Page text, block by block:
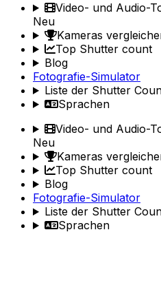
Video- und Audio-
Neu
Kameras
Top Shutter count
Blog
Fotografie-Simulator
Liste der Shutter
Sprachen
Video- und Audio-
Neu
Kameras
Top Shutter count
Blog
Fotografie-Simulator
Liste der Shutter
Sprachen